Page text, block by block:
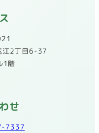
江2丁目6-37
1階
せ
7337